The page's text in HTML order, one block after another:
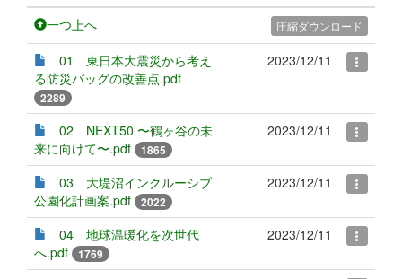
一つ上へ
圧縮ダウンロード
01 東日本大震災から考え
る防災バッグの改善点.pdf
2289
2023/12/11
02 NEXT50 〜鶴ヶ谷の未
来に向けて〜.pdf
1865
2023/12/11
03 大堤沼インクルーシブ
公園化計画案.pdf
2022
2023/12/11
04 地球温暖化を次世代
へ.pdf
1769
2023/12/11